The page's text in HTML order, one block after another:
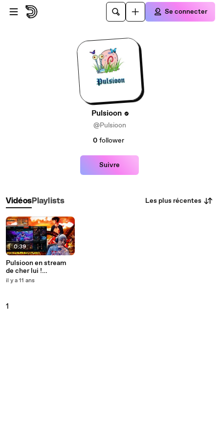
Passer au contenu principal
Se connecter
Pulsioon
@Pulsioon
0 follower
Suivre
VidéosPlaylists Les plus récentes
0:39
Pulsioon en stream
de cher lui !
INCROYABLE
il y a 11 ans
1